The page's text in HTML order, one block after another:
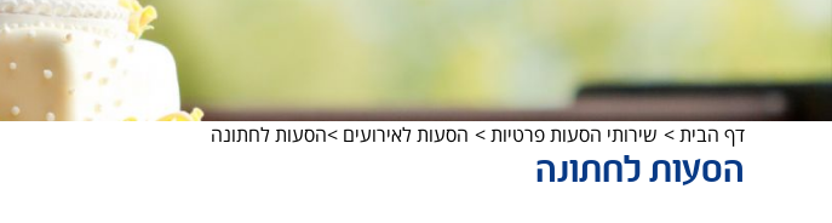
דף הבית> שירותי הסעות פרטיות> הסעות לאירועים >הסעות לחתונה
הסעות לחתונה